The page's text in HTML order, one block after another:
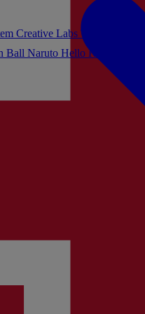
Ball Naruto Hello Kitty
Creative Labs Turtle Beach